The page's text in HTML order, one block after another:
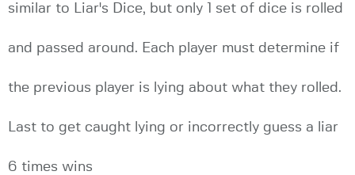
similar to Liar's Dice, but only 1 set of dice is rolled
and passed around. Each player must determine if
the previous player is lying about what they rolled.
Last to get caught lying or incorrectly guess a liar
6 times wins